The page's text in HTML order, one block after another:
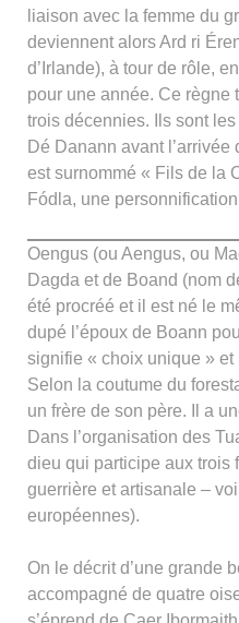
liaison avec la femme du
deviennent alors Ard ri
d’Irlande), à tour de rôle,
pour une année. Ce règne
trois décennies. Ils sont
Dé Danann avant l’arrivée
est surnommé « Fils de la
Fódla, une personnification
Oengus (ou Aengus, ou
Dagda et de Boand (nom
été procréé et il est né le
dupé l’époux de Boann
signifie « choix unique » et
Selon la coutume du
un frère de son père. Il a
Dans l’organisation des
dieu qui participe aux trois
guerrière et artisanale –
européennes).
On le décrit d’une grande
accompagné de quatre